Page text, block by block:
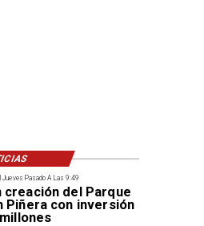
Jueves Pasado A Las 9:49
creación del Parque
Piñera con inversión